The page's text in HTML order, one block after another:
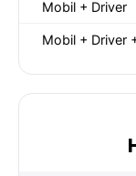
Mobil + Driver
Mobil + Driver